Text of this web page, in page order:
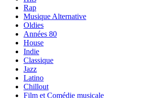
Rap
Musique Alternative
Oldies
Années 80
House
Indie
Classique
Jazz
Latino
Chillout
Film et Comédie musicale